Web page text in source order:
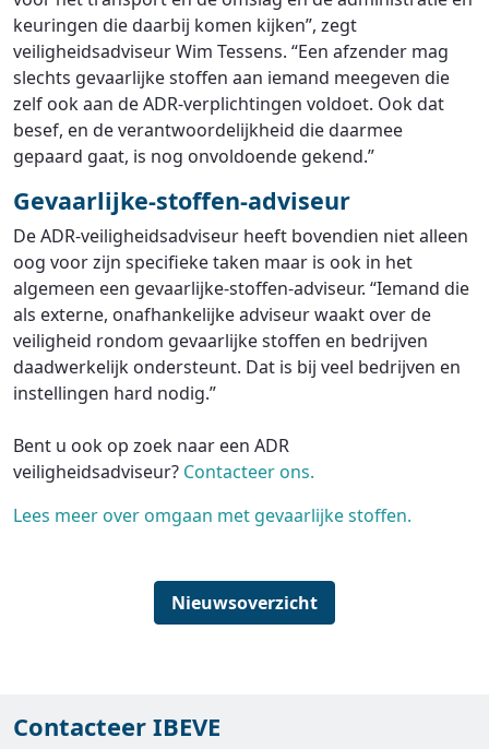
keuringen die daarbij komen kijken”, zegt
veiligheidsadviseur Wim Tessens. “Een afzender mag
slechts gevaarlijke stoffen aan iemand meegeven die
zelf ook aan de ADR-verplichtingen voldoet. Ook dat
besef, en de verantwoordelijkheid die daarmee
gepaard gaat, is nog onvoldoende gekend.”
Gevaarlijke-stoffen-adviseur
De ADR-veiligheidsadviseur heeft bovendien niet alleen
oog voor zijn specifieke taken maar is ook in het
algemeen een gevaarlijke-stoffen-adviseur. “Iemand die
als externe, onafhankelijke adviseur waakt over de
veiligheid rondom gevaarlijke stoffen en bedrijven
daadwerkelijk ondersteunt. Dat is bij veel bedrijven en
instellingen hard nodig.”
Bent u ook op zoek naar een ADR
veiligheidsadviseur? Contacteer ons.
Lees meer over omgaan met gevaarlijke stoffen.
Nieuwsoverzicht
Contacteer IBEVE